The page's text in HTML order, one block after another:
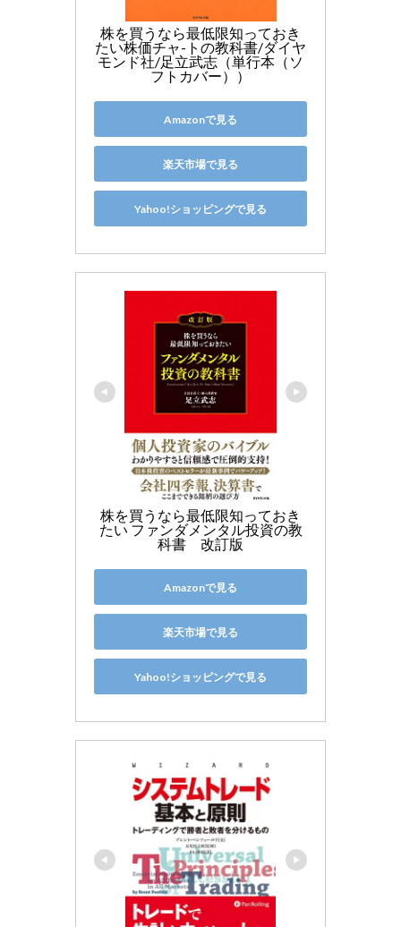
株を買うなら最低限知っておき
たい株価チャ-トの教科書/ダイヤ
モンド社/足立武志（単行本（ソ
フトカバー））
Amazonで見る
楽天市場で見る
Yahoo!ショッピングで見る
株を買うなら最低限知っておき
たい ファンダメンタル投資の教
科書　改訂版
Amazonで見る
楽天市場で見る
Yahoo!ショッピングで見る